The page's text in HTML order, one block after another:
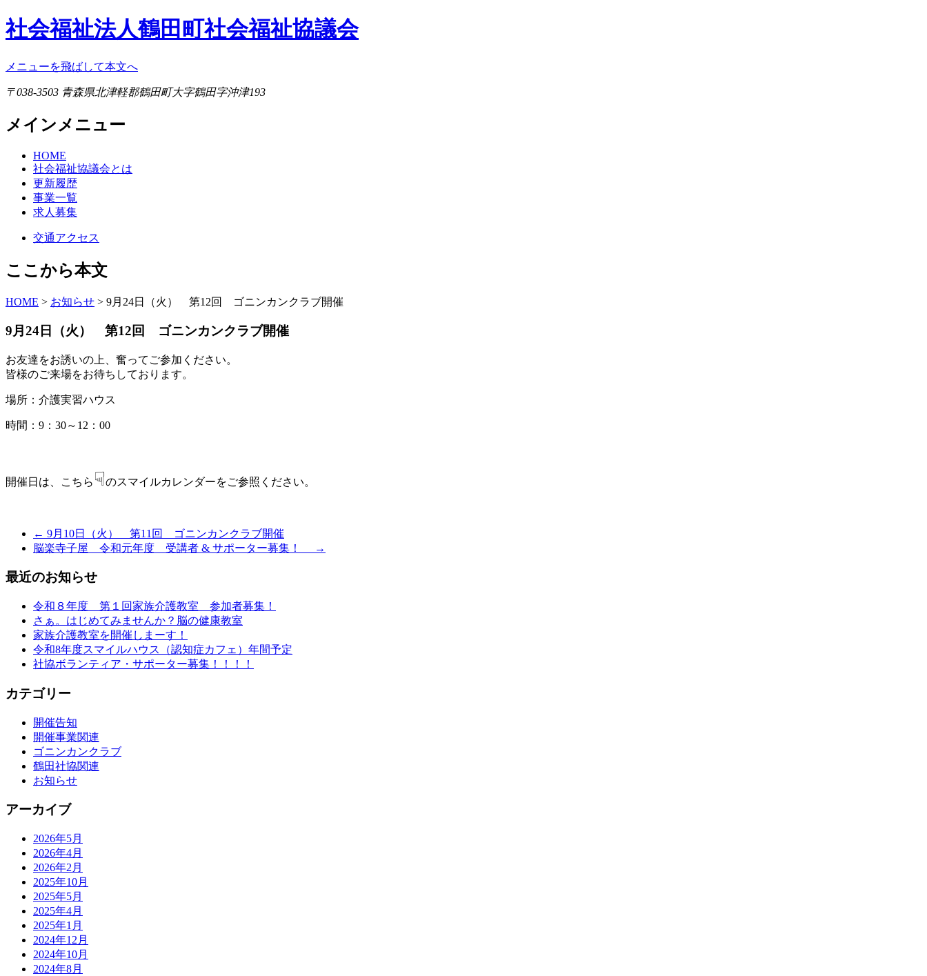
社会福祉法人鶴田町社会福祉協議会
メニューを飛ばして本文へ
〒038-3503 青森県北津軽郡鶴田町大字鶴田字沖津193
メインメニュー
HOME
社会福祉協議会とは
更新履歴
事業一覧
求人募集
交通アクセス
ここから本文
HOME > お知らせ > 9月24日（火） 第12回 ゴニンカンクラブ開催
9月24日（火） 第12回 ゴニンカンクラブ開催
お友達をお誘いの上、奮ってご参加ください。
皆様のご来場をお待ちしております。
場所：介護実習ハウス
時間：9：30～12：00
開催日は、こちら ☟のスマイルカレンダーをご参照ください。
← 9月10日（火） 第11回 ゴニンカンクラブ開催
脳楽寺子屋 令和元年度 受講者 & サポーター募集！ →
最近のお知らせ
令和８年度 第１回家族介護教室 参加者募集！
さぁ。はじめてみませんか？脳の健康教室
家族介護教室を開催しまーす！
令和8年度スマイルハウス（認知症カフェ）年間予定
社協ボランティア・サポーター募集！！！！
カテゴリー
開催告知
開催事業関連
ゴニンカンクラブ
鶴田社協関連
お知らせ
アーカイブ
2026年5月
2026年4月
2026年2月
2025年10月
2025年5月
2025年4月
2025年1月
2024年12月
2024年10月
2024年8月